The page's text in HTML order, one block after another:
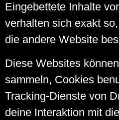
Eingebettete Inhalte
verhalten sich exakt
die andere Website
Diese Websites
sammeln, Cookies
Tracking-Dienste von
deine Interaktion mit